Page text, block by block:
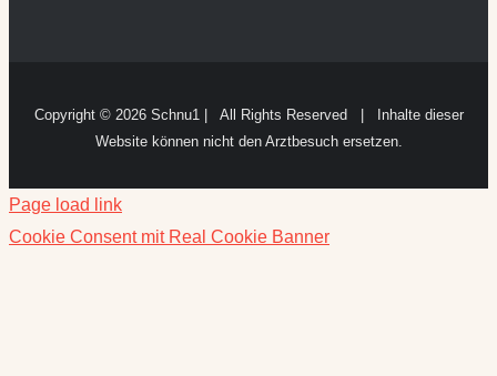
Copyright © 2026 Schnu1 | All Rights Reserved | Inhalte dieser
Website können nicht den Arztbesuch ersetzen.
Page load link
Cookie Consent mit Real Cookie Banner